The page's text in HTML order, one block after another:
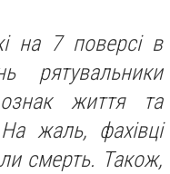
на 7 поверсі в
рятувальники
життя та
жаль, фахівці
смерть. Також,